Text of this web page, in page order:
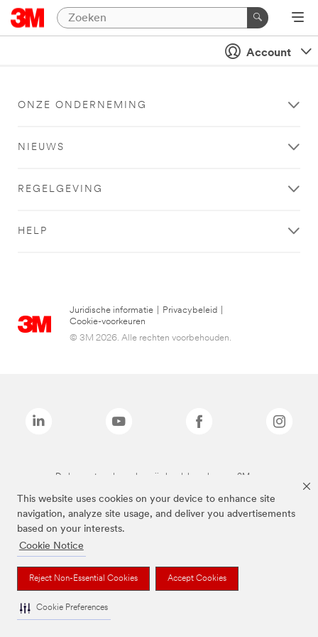
This website uses cookies on your device to enhance site
navigation, analyze site usage, and deliver you advertisements
based on your interests.
Cookie Notice
Reject Non-Essential Cookies Accept Cookies
Cookie Preferences
Account
ONZE ONDERNEMING
NIEUWS
REGELGEVING
HELP
Juridische informatie Privacybeleid
Cookie-voorkeuren
© 3M 2026. Alle rechten voorbehouden.
De bovenstaande merken zijn handelsmerken van 3M.we